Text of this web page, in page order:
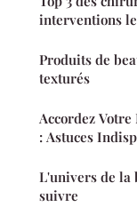
interventions
Produits de
texturés
Accordez
: Astuces
L'univers de la
suivre